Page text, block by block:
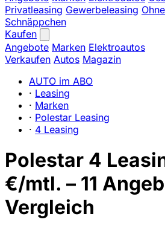
Privatleasing Gewerbeleasing
Schnäppchen
Kaufen
Angebote Marken Elektroautos
Verkaufen Autos Magazin
AUTO im ABO
· Leasing
· Marken
· Polestar Leasing
· 4 Leasing
Polestar 4
€/mtl. – 11
Vergleich